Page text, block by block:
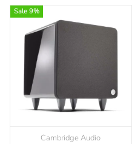
Sale 9%
Cambridge Audio